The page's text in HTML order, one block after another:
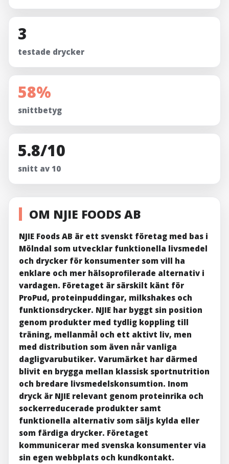
3
testade drycker
58%
snittbetyg
5.8/10
snitt av 10
OM NJIE FOODS AB
NJIE Foods AB är ett svenskt företag med bas i
Mölndal som utvecklar funktionella livsmedel
och drycker för konsumenter som vill ha
enklare och mer hälsoprofilerade alternativ i
vardagen. Företaget är särskilt känt för
ProPud, proteinpuddingar, milkshakes och
funktionsdrycker. NJIE har byggt sin position
genom produkter med tydlig koppling till
träning, mellanmål och ett aktivt liv, men
med distribution som även når vanliga
dagligvarubutiker. Varumärket har därmed
blivit en brygga mellan klassisk sportnutrition
och bredare livsmedelskonsumtion. Inom
dryck är NJIE relevant genom proteinrika och
sockerreducerade produkter samt
funktionella alternativ som säljs kylda eller
som färdiga drycker. Företaget
kommunicerar med svenska konsumenter via
sin egen webbplats och kundkontakt.